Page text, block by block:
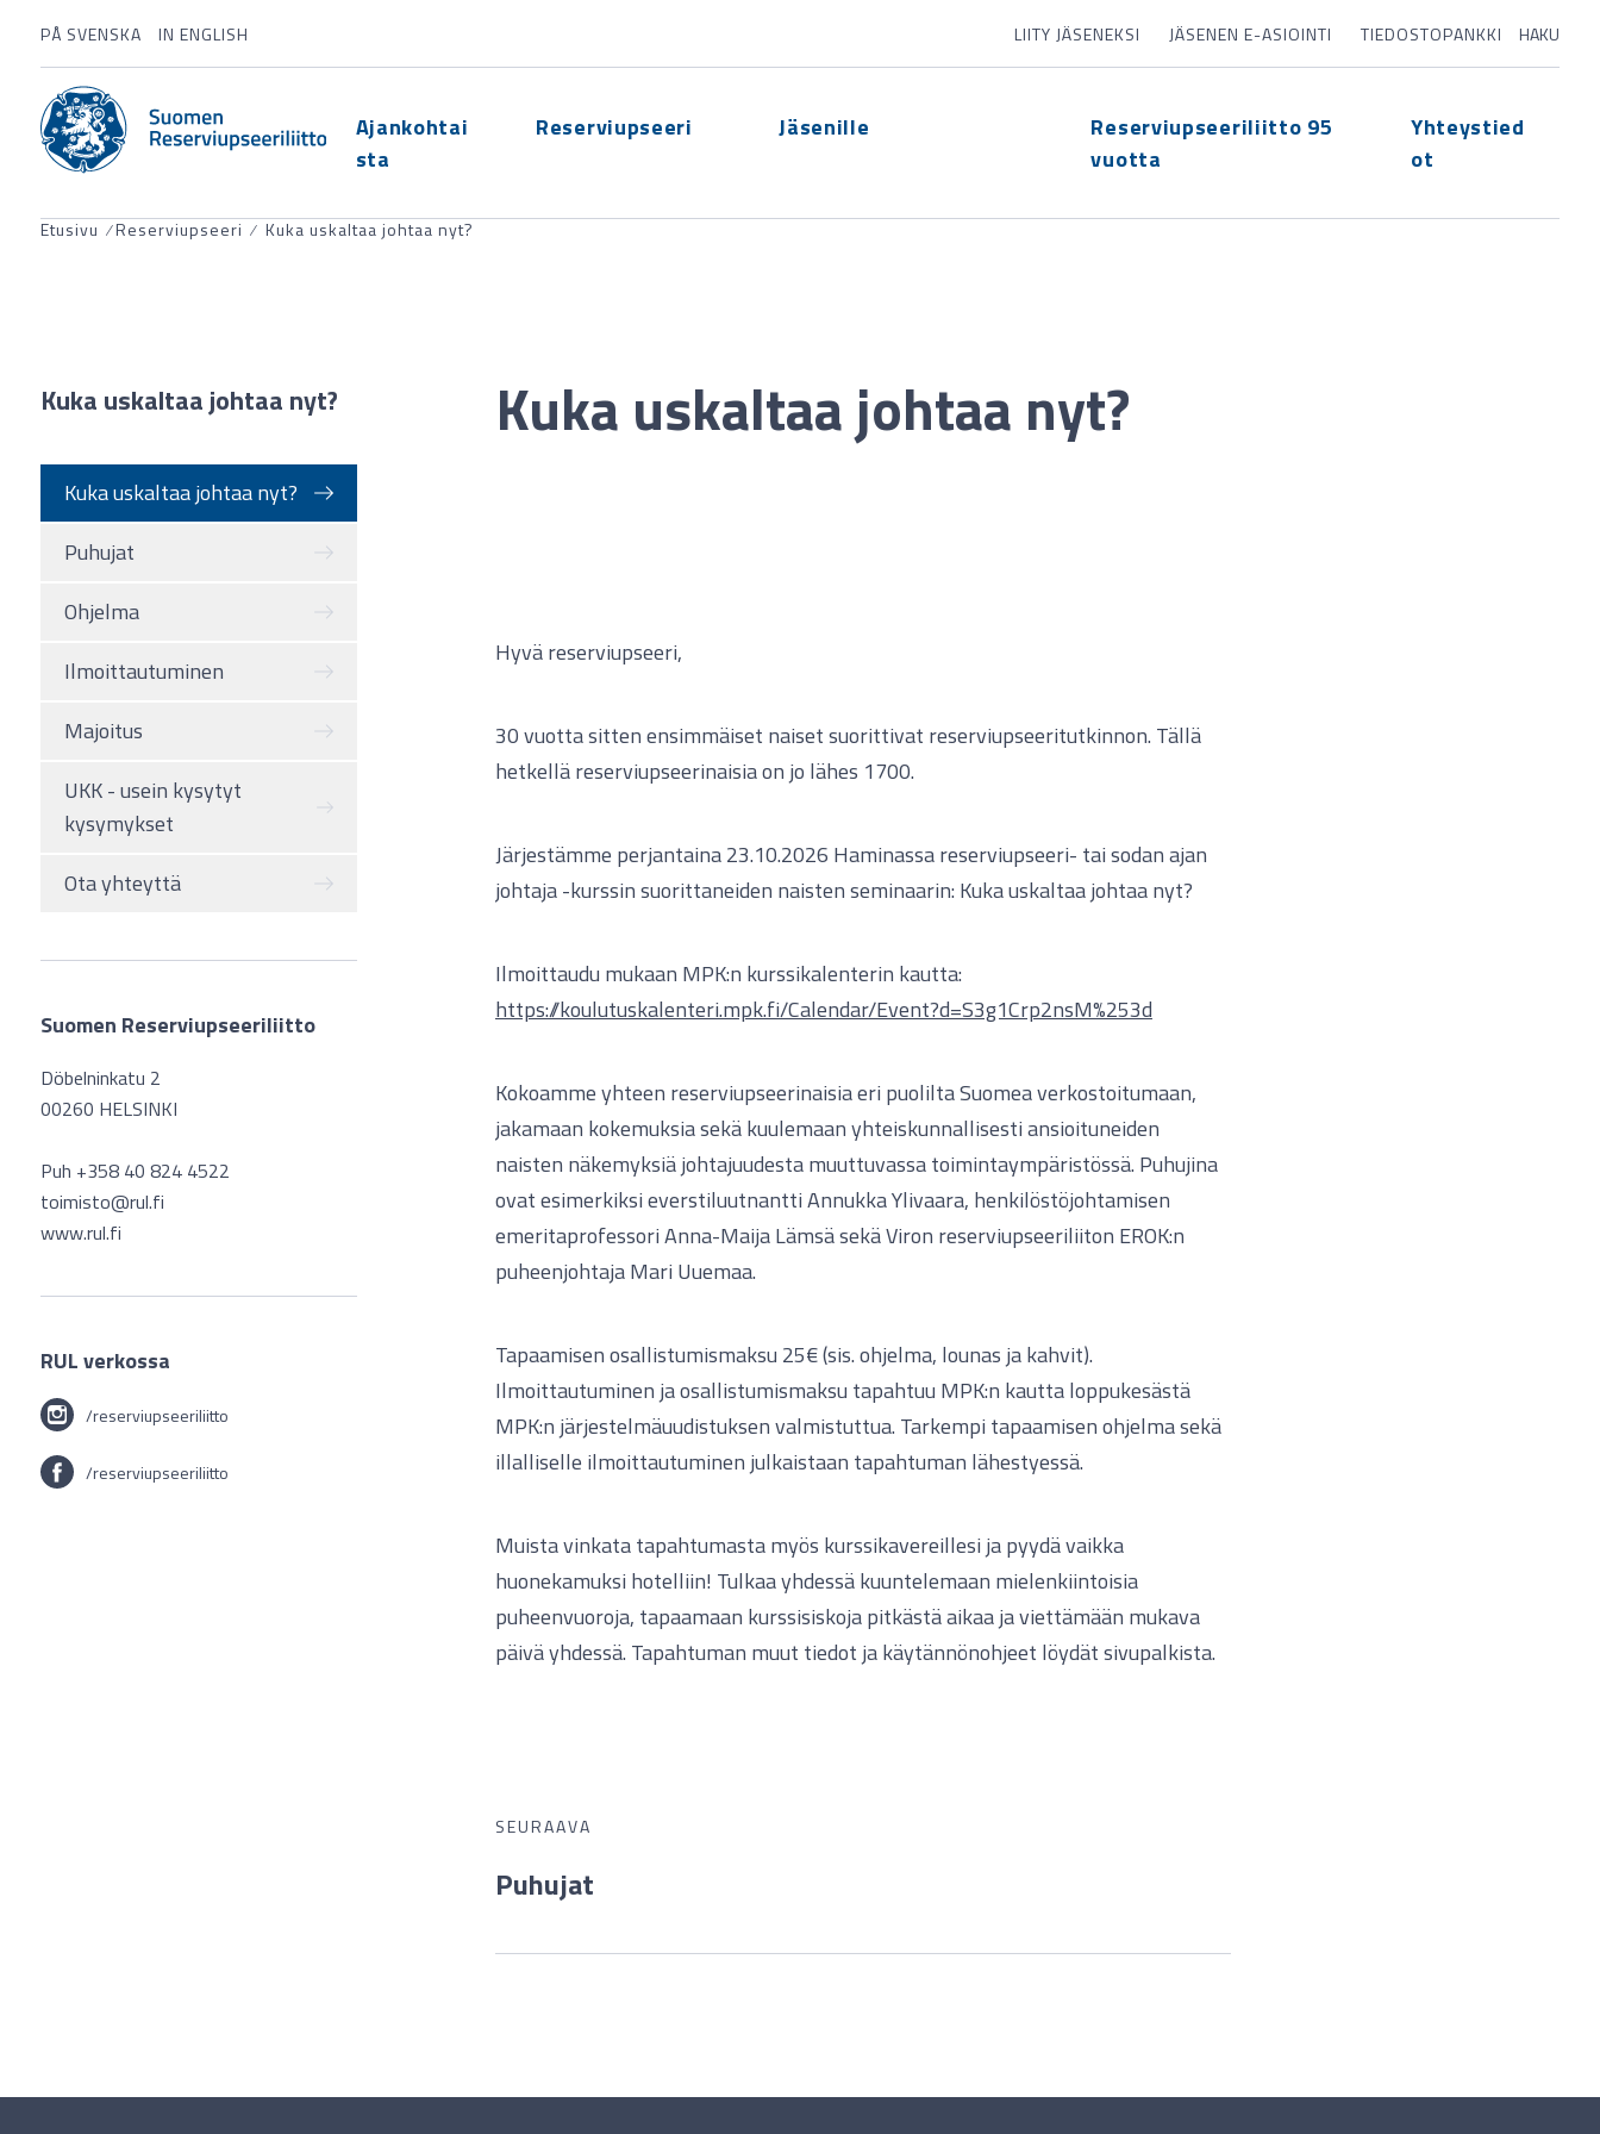
PÅ SVENSKA IN ENGLISH LIITY JÄSENEKSI JÄSENEN E-ASIOINTI TIEDOSTOPANKKI HAKU
Ajankohtai
sta
Reserviupseeri Jäsenille
Reserviupseeriliitto 95
vuotta
Yhteystied
ot
Etusivu ⁄Reserviupseeri ⁄ Kuka uskaltaa johtaa nyt?
Kuka uskaltaa johtaa nyt?
Kuka uskaltaa johtaa nyt?
Puhujat
Ohjelma
Ilmoittautuminen
Majoitus
UKK - usein kysytyt
kysymykset
Ota yhteyttä
Suomen Reserviupseeriliitto
Döbelninkatu 2
00260 HELSINKI
Puh +358 40 824 4522
toimisto@rul.fi
www.rul.fi
RUL verkossa
/reserviupseeriliitto
/reserviupseeriliitto
Kuka uskaltaa johtaa nyt?
Hyvä reserviupseeri,
30 vuotta sitten ensimmäiset naiset suorittivat reserviupseeritutkinnon. Tällä
hetkellä reserviupseerinaisia on jo lähes 1700.
Järjestämme perjantaina 23.10.2026 Haminassa reserviupseeri- tai sodan ajan
johtaja -kurssin suorittaneiden naisten seminaarin: Kuka uskaltaa johtaa nyt?
Ilmoittaudu mukaan MPK:n kurssikalenterin kautta:
https://koulutuskalenteri.mpk.fi/Calendar/Event?d=S3g1Crp2nsM%253d
Kokoamme yhteen reserviupseerinaisia eri puolilta Suomea verkostoitumaan,
jakamaan kokemuksia sekä kuulemaan yhteiskunnallisesti ansioituneiden
naisten näkemyksiä johtajuudesta muuttuvassa toimintaympäristössä. Puhujina
ovat esimerkiksi everstiluutnantti Annukka Ylivaara, henkilöstöjohtamisen
emeritaprofessori Anna-Maija Lämsä sekä Viron reserviupseeriliiton EROK:n
puheenjohtaja Mari Uuemaa.
Tapaamisen osallistumismaksu 25€ (sis. ohjelma, lounas ja kahvit).
Ilmoittautuminen ja osallistumismaksu tapahtuu MPK:n kautta loppukesästä
MPK:n järjestelmäuudistuksen valmistuttua. Tarkempi tapaamisen ohjelma sekä
illalliselle ilmoittautuminen julkaistaan tapahtuman lähestyessä.
Muista vinkata tapahtumasta myös kurssikavereillesi ja pyydä vaikka
huonekamuksi hotelliin! Tulkaa yhdessä kuuntelemaan mielenkiintoisia
puheenvuoroja, tapaamaan kurssisiskoja pitkästä aikaa ja viettämään mukava
päivä yhdessä. Tapahtuman muut tiedot ja käytännönohjeet löydät sivupalkista.
SEURAAVA
Puhujat